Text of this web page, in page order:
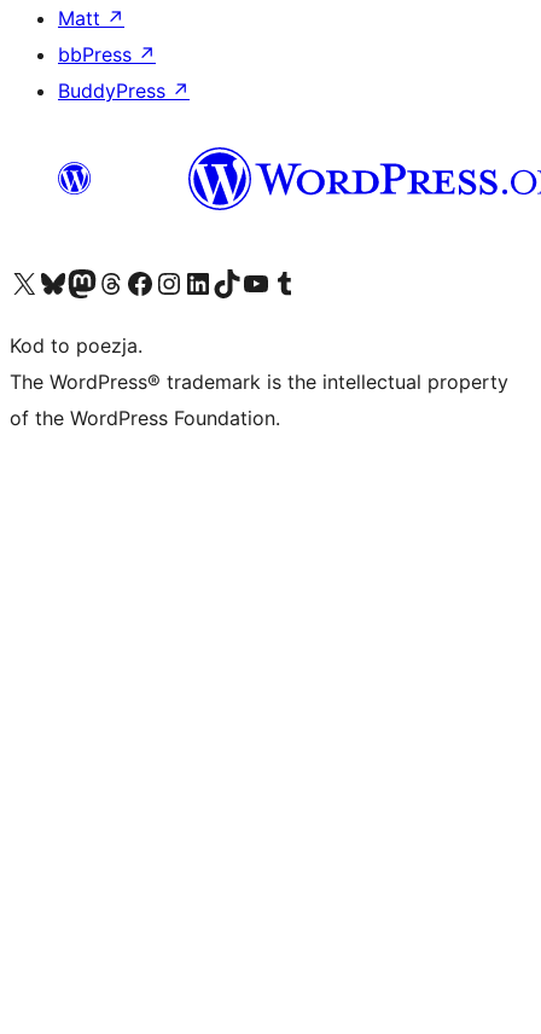
Matt ↗
bbPress ↗
BuddyPress ↗
Odwiedź nasze konto X (dawniej Twitter)
Odwiedź nasze konto Bluesky
Odwiedź nasze konto na Mastodoncie
Odwiedź naszego Threadsa
Odwiedź naszego Facebooka
Odwiedź nasze konto na Instagramie
Odwiedź nasze konto na LinkedIn
Odwiedź naszego TikToka
Odwiedź nasz kanał YouTube
Odwiedź naszego Tumblra
Kod to poezja.
The WordPress® trademark is the intellectual property
of the WordPress Foundation.